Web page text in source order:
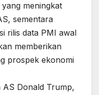
meningkat
sementara
rilis data PMI awal
memberikan
prospek ekonomi
AS Donald Trump,